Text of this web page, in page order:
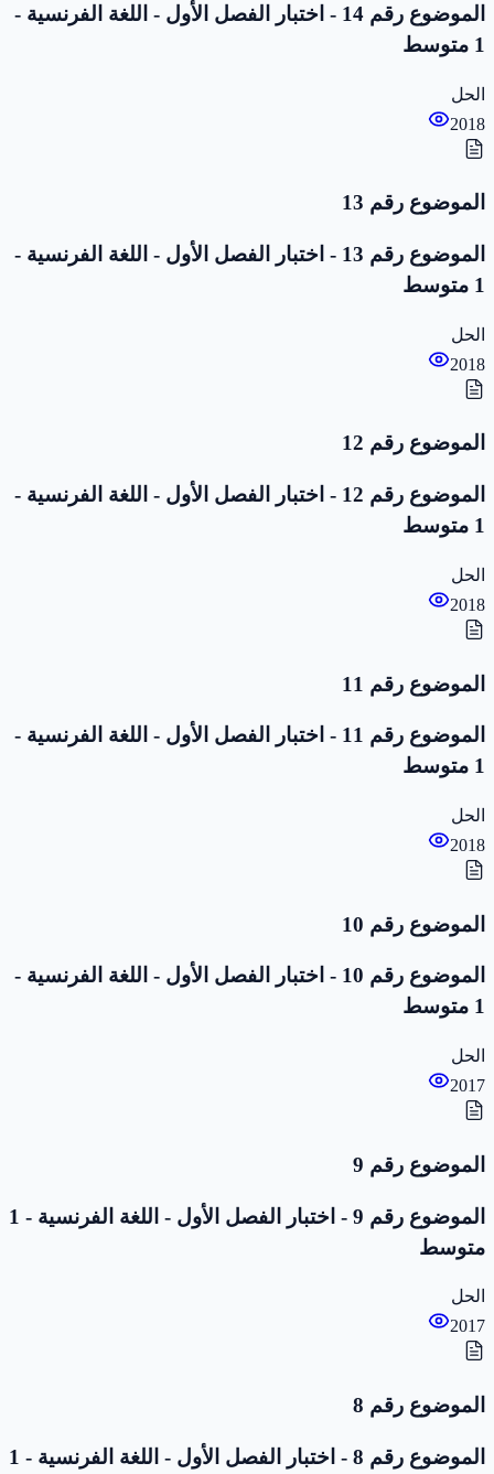
الموضوع رقم 14 - اختبار الفصل الأول - اللغة الفرنسية -
1 متوسط
الحل
2018
الموضوع رقم 13
الموضوع رقم 13 - اختبار الفصل الأول - اللغة الفرنسية -
1 متوسط
الحل
2018
الموضوع رقم 12
الموضوع رقم 12 - اختبار الفصل الأول - اللغة الفرنسية -
1 متوسط
الحل
2018
الموضوع رقم 11
الموضوع رقم 11 - اختبار الفصل الأول - اللغة الفرنسية -
1 متوسط
الحل
2018
الموضوع رقم 10
الموضوع رقم 10 - اختبار الفصل الأول - اللغة الفرنسية -
1 متوسط
الحل
2017
الموضوع رقم 9
الموضوع رقم 9 - اختبار الفصل الأول - اللغة الفرنسية - 1
متوسط
الحل
2017
الموضوع رقم 8
الموضوع رقم 8 - اختبار الفصل الأول - اللغة الفرنسية - 1